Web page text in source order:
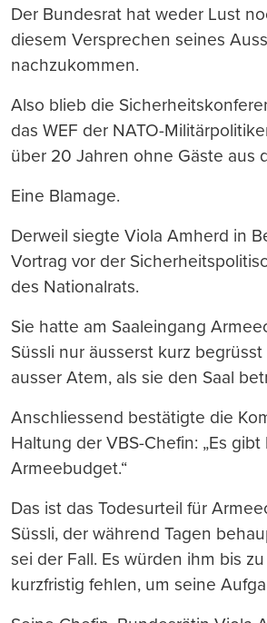
Der Bundesrat hat weder Lust
diesem Versprechen seines
nachzukommen.
Also blieb die
das WEF der NATO-
über 20 Jahren ohne Gäste aus
Eine Blamage.
Derweil siegte Viola Amherd in
Vortrag vor der
des Nationalrats.
Sie hatte am Saaleingang
Süssli nur äusserst kurz
ausser Atem, als sie den Saal
Anschliessend bestätigte die
Haltung der VBS-Chefin: „Es
Armeebudget.“
Das ist das Todesurteil für
Süssli, der während Tagen
sei der Fall. Es würden ihm bis
kurzfristig fehlen, um seine